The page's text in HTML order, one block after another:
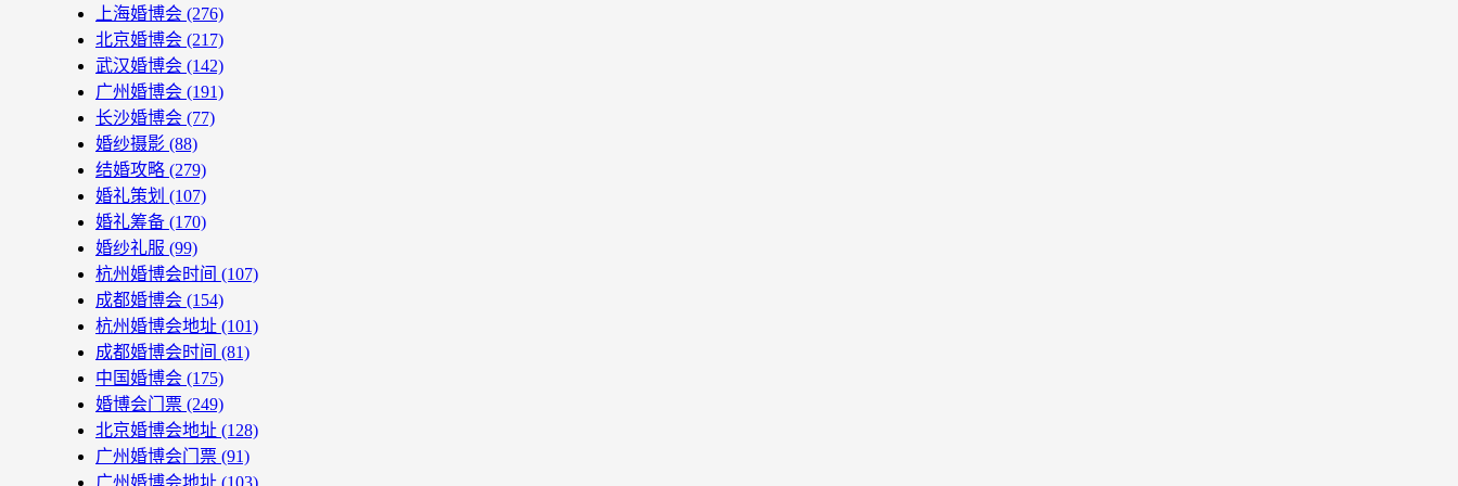
上海婚博会 (276)
北京婚博会 (217)
武汉婚博会 (142)
广州婚博会 (191)
长沙婚博会 (77)
婚纱摄影 (88)
结婚攻略 (279)
婚礼策划 (107)
婚礼筹备 (170)
婚纱礼服 (99)
杭州婚博会时间 (107)
成都婚博会 (154)
杭州婚博会地址 (101)
成都婚博会时间 (81)
中国婚博会 (175)
婚博会门票 (249)
北京婚博会地址 (128)
广州婚博会门票 (91)
广州婚博会地址 (103)